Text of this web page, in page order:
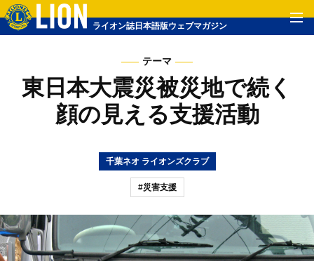
ライオン誌日本語版ウェブマガジン
テーマ
東日本大震災被災地で続く
顔の見える支援活動
千葉ネオ ライオンズクラブ
#災害支援